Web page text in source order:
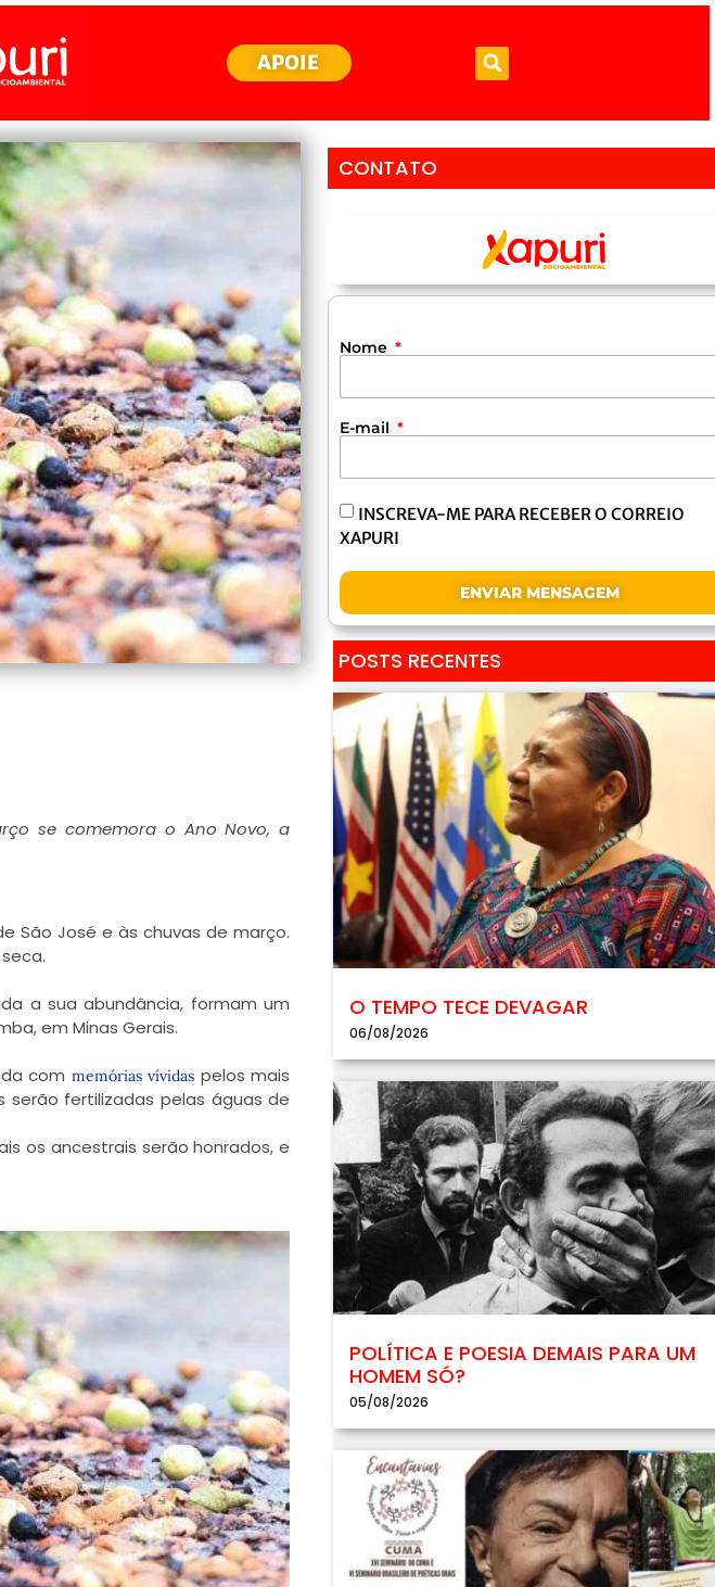
APOIE
se comemora o Ano Novo, a
São José e às chuvas de março.
a sua abundância, formam um
em Minas Gerais.
com memórias vívidas pelos mais
serão fertilizadas pelas águas de
os ancestrais serão honrados, e
CONTATO
Nome
E-mail
INSCREVA-ME PARA RECEBER O CORREIO
XAPURI
ENVIAR MENSAGEM
POSTS RECENTES
O TEMPO TECE DEVAGAR
06/08/2026
POLÍTICA E POESIA DEMAIS PARA UM
HOMEM SÓ?
05/08/2026